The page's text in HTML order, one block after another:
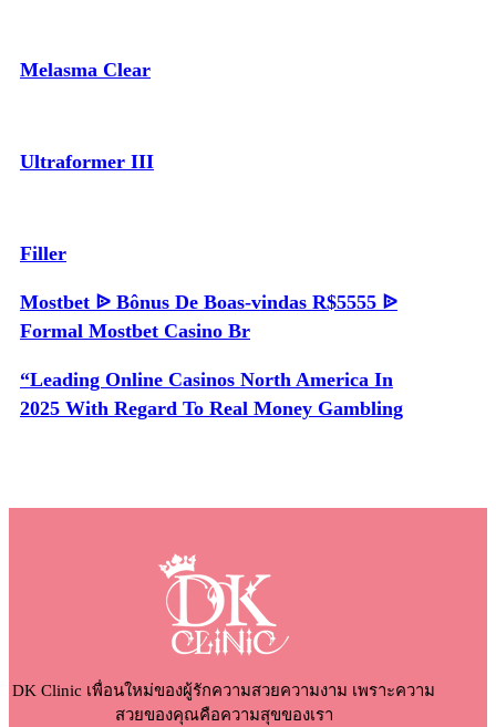
Melasma Clear
Ultraformer III
Filler
Mostbet ᐉ Bônus De Boas-vindas R$5555 ᐉ
Formal Mostbet Casino Br
“Leading Online Casinos North America In
2025 With Regard To Real Money Gambling
DK Clinic เพื่อนใหม่ของผู้รักความสวยความงาม เพราะความ
สวยของคุณคือความสุขของเรา